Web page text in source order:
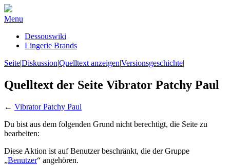
Menu
Dessouswiki
Lingerie Brands
Seite|Diskussion|Quelltext anzeigen|Versionsgeschichte|
Quelltext der Seite Vibrator Patchy Paul
← Vibrator Patchy Paul
Du bist aus dem folgenden Grund nicht berechtigt, die Seite zu
bearbeiten:
Diese Aktion ist auf Benutzer beschränkt, die der Gruppe
„Benutzer“ angehören.